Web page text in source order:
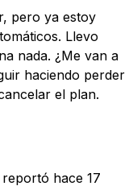
pero ya estoy
Llevo
nada. ¿Me van a
haciendo perder
el plan.
reportó hace 17